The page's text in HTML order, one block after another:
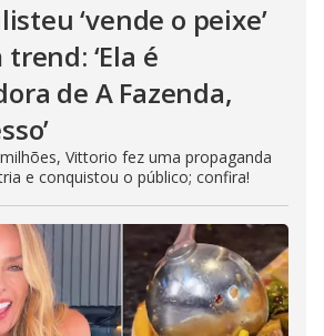
‘vende o peixe’
‘Ela é
de A Fazenda,
Vittorio fez uma propaganda
e conquistou o público; confira!